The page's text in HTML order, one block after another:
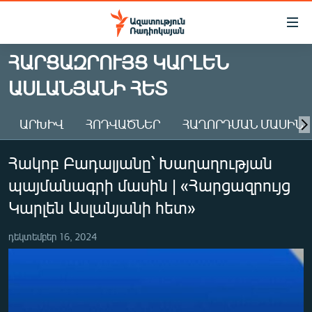
Մատչելիության
Անցնել
հիմնական
բովանդակությանը
հիմնական
ԱԶԱՏՈՒԹՅՈՒՆ TV
ՀԱՅԱՍՏԱՆ
ՔԱՂԱՔԱԿԱՆ
ԻՐԱՎՈՒՆՔ
ՀԱՍԱՐԱԿՈՒԹՅՈՒՆ
ՂԱՐԱԲԱՂ
ՀԱՐՑԱԶՐՈՒՅՑ ԿԱՐԼԵՆ
ԱՍԼԱՆՅԱՆԻ ՀԵՏ
ԱՐԽԻՎ ՀՈԴՎԱԾՆԵՐ ՀԱՂՈՐԴՄԱՆ ՄԱՍԻՆ
Հակոբ Բադալյանը՝ Խաղաղության
պայմանագրի մասին | «Հարցազրույց
Կարլեն Ասլանյանի հետ»
դեկտեմբեր 16, 2024